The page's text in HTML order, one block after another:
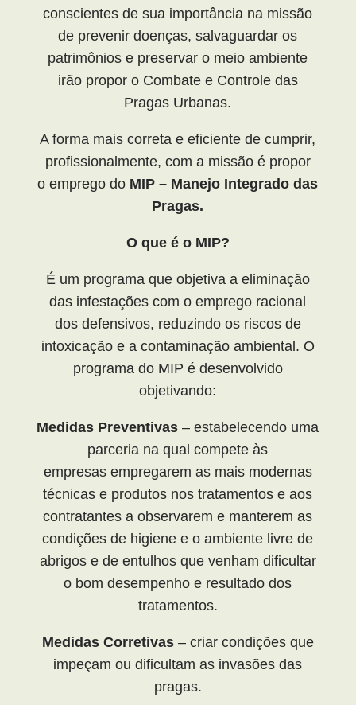
conscientes de sua importância na missão
de prevenir doenças, salvaguardar os
patrimônios e preservar o meio ambiente
irão propor o Combate e Controle das
Pragas Urbanas.
A forma mais correta e eficiente de cumprir,
profissionalmente, com a missão é propor
o emprego do MIP – Manejo Integrado das
Pragas.
O que é o MIP?
É um programa que objetiva a eliminação
das infestações com o emprego racional
dos defensivos, reduzindo os riscos de
intoxicação e a contaminação ambiental. O
programa do MIP é desenvolvido
objetivando:
Medidas Preventivas – estabelecendo uma
parceria na qual compete às
empresas empregarem as mais modernas
técnicas e produtos nos tratamentos e aos
contratantes a observarem e manterem as
condições de higiene e o ambiente livre de
abrigos e de entulhos que venham dificultar
o bom desempenho e resultado dos
tratamentos.
Medidas Corretivas– criar condições que
impeçam ou dificultam as invasões das
pragas.